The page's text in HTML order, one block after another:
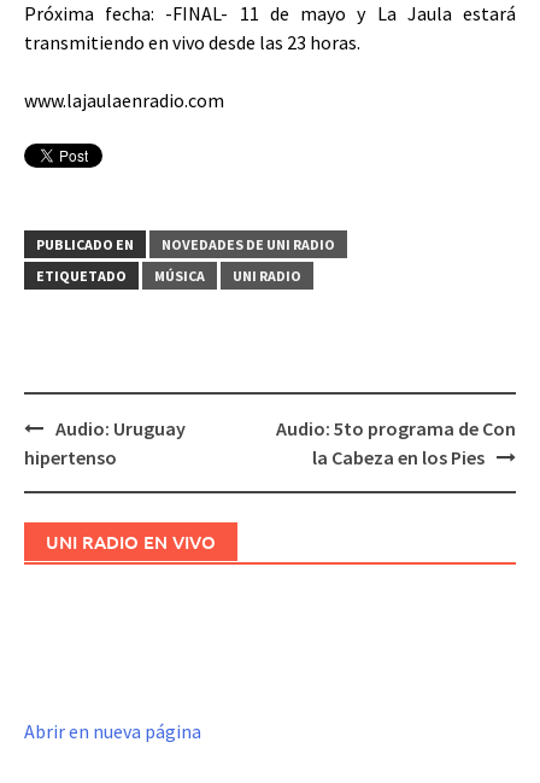
Próxima fecha: -FINAL- 11 de mayo y La Jaula estará
transmitiendo en vivo desde las 23 horas.
www.lajaulaenradio.com
PUBLICADO EN
NOVEDADES DE UNI RADIO
ETIQUETADO
MÚSICA UNI RADIO
Navegación
de
Audio: Uruguay
hipertenso
Audio: 5to programa de Con
la Cabeza en los Pies
UNI RADIO EN VIVO
Abrir en nueva página